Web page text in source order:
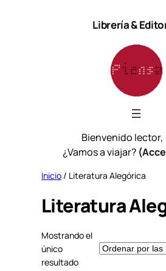
Librería &
Bienvenido lector,
¿Vamos a viajar?
Inicio / Literatura Alegórica
Literatura
Mostrando el
único
resultado